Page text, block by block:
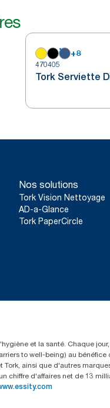
+8
470405
Tork Serviette
Nos solutions
Tork Vision Nettoyage
AD-a-Glance
Tork PaperCircle
et la santé. Chaque
to well-being) au
ainsi que d'autres
chiffre d'affaires net de 13